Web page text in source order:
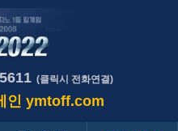
(클릭시 전화연결)
인 ymtoff.com